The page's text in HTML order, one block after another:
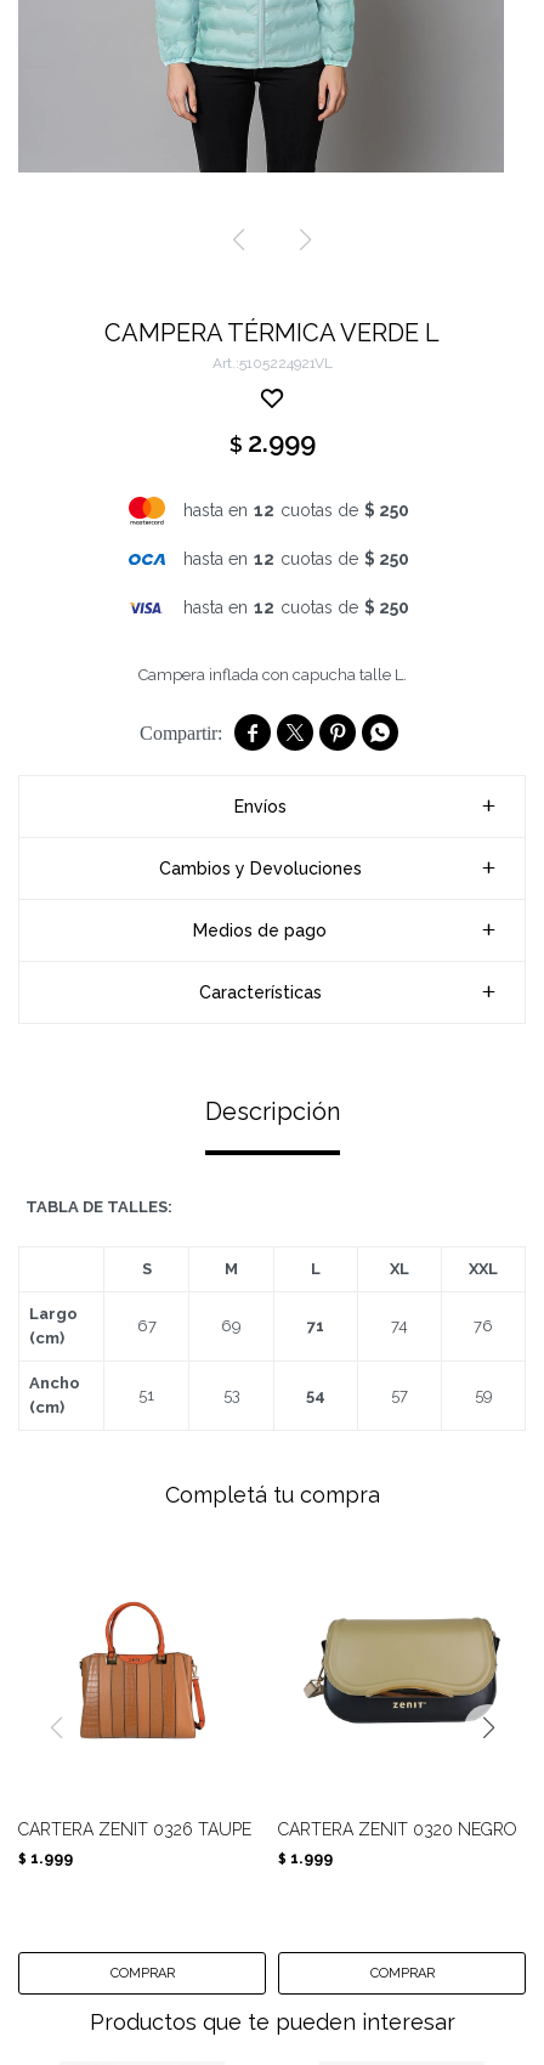
CAMPERA TÉRMICA VERDE L
5105224921VL
$ 2.999
hasta en 12 cuotas de $ 250
hasta en 12 cuotas de $ 250
hasta en 12 cuotas de $ 250
Campera inflada con capucha talle L.
   
Envíos
Cambios y Devoluciones
Medios de pago
Características
Descripción
TABLA DE TALLES:
S M L XL XXL
Largo
(cm)
67 69 71 74 76
Ancho
(cm)
51 53 54 57 59
Completá tu compra
CARTERA ZENIT 0326 TAUPE
$ 1.999
CARTERA ZENIT 0320 NEGRO
$ 1.999
Productos que te pueden interesar